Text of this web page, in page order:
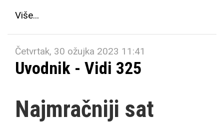
Više...
Četvrtak, 30 ožujka 2023 11:41
Uvodnik - Vidi 325
Najmračniji sat